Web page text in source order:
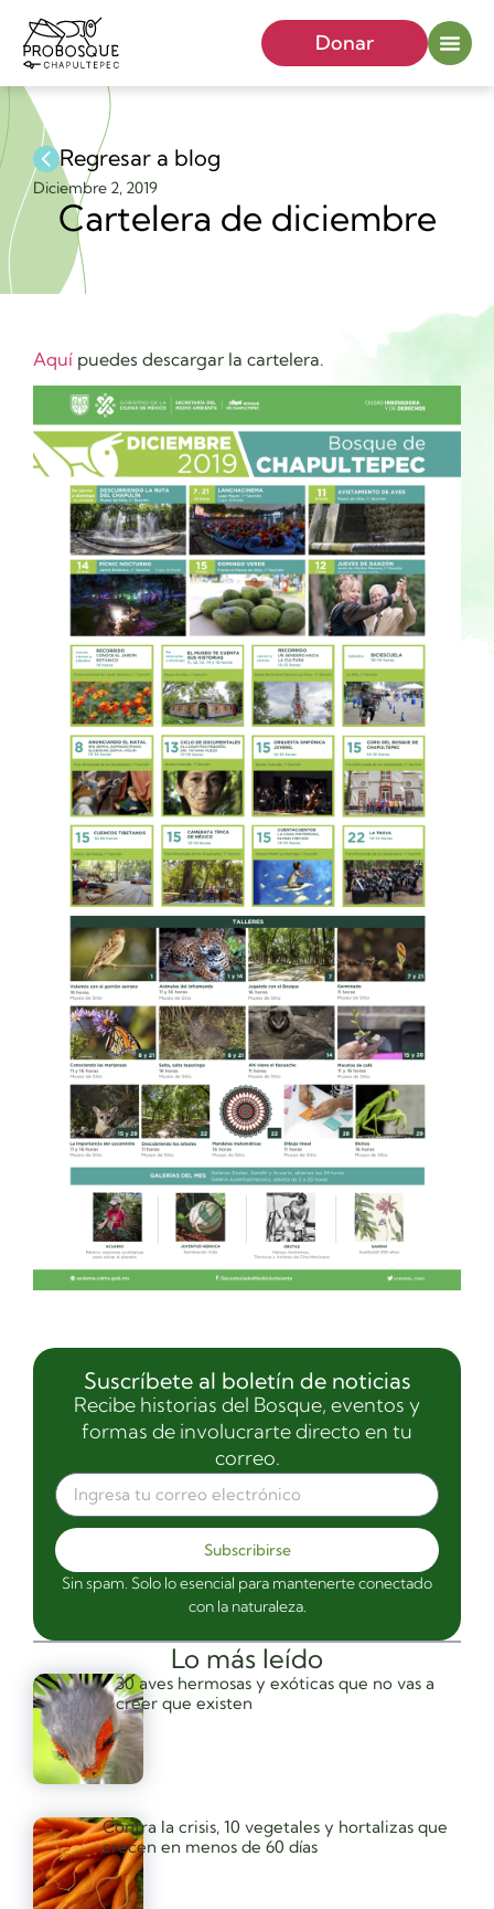
Donar
Regresar a blog
Diciembre 2, 2019
Cartelera de diciembre
Aquí puedes descargar la cartelera.
Lo más leído
30 aves hermosas y exóticas que no vas a
creer que existen
Contra la crisis, 10 vegetales y hortalizas que
crecen en menos de 60 días
Suscríbete al boletín de noticias
Recibe historias del Bosque, eventos y
formas de involucrarte directo en tu
correo.
Subscribirse
Sin spam. Solo lo esencial para mantenerte conectado
con la naturaleza.